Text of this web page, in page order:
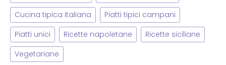
Cucina tipica italiana Piatti tipici campani
Piatti unici Ricette napoletane Ricette siciliane
Vegetariane